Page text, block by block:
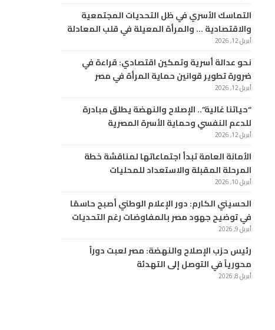
التماسك الأسري في ظل التحديات المجتمعية
والاقتصادية … والمرأة المعيلة في قلب المعادلة
أبريل 12, 2026
نحو عدالة أسرية وتمكين اقتصادي: قراءة في
ضرورة تطوير قوانين حماية المرأة في مصر
أبريل 12, 2026
“حياتنا غالية”.. الإصلاح والنهضة يطلق مبادرة
للدعم النفسي وحماية الأسرة المصرية
أبريل 12, 2026
الأمانة العامة تبدأ اجتماعاتها لمناقشة خطة
المرحلة المقبلة والاستعداد للمحليات
أبريل 10, 2026
الحسيني الكارم: دور الإعلام الوطني أصبح حاسمًا
في توضيح جهود مصر بالمفاوضات رغم التحديات
أبريل 9, 2026
رئيس حزب الإصلاح والنهضة: مصر لعبت دوراً
محورياً في التوصل إلى التهدئة
أبريل 8, 2026